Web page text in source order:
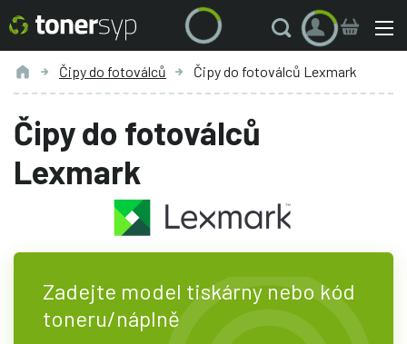
Čipy do fotoválců Čipy do fotoválců Lexmark
Čipy do fotoválců
Lexmark
Zadejte model tiskárny nebo kód
toneru/náplně